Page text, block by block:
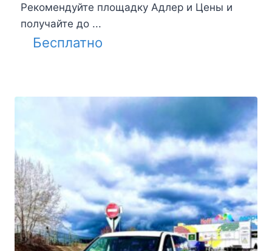
Рекомендуйте площадку Адлер и Цены и
получайте до ...
Бесплатно